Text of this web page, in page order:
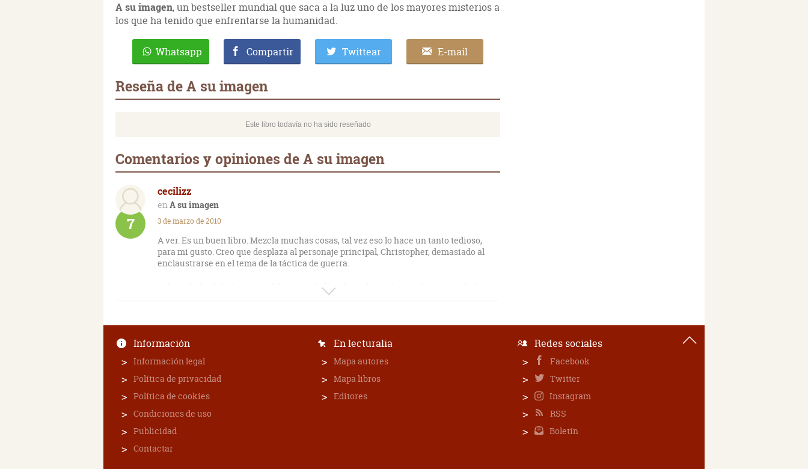
A su imagen, un bestseller mundial que saca a la luz uno de los mayores misterios a
los que ha tenido que enfrentarse la humanidad.
Whatsapp Compartir Twittear E-mail
Reseña de A su imagen
Este libro todavía no ha sido reseñado
Comentarios y opiniones de A su imagen
cecilizz
A su imagen
7 3 de marzo de 2010
A ver. Es un buen libro. Mezcla muchas cosas, tal vez eso lo hace un tanto tedioso,
para mi gusto. Creo que desplaza al personaje principal, Christopher, demasiado al
enclaustrarse en el tema de la táctica de guerra.
Si bien, la finalidad es aceptable: Jesús debe salvar al mundo, esta bueno que le den
Información
Información legal
Política de privacidad
Política de cookies
Condiciones de uso
Publicidad
Contactar
En lecturalia
Mapa autores
Mapa libros
Editores
Redes sociales
Facebook
Twitter
Instagram
RSS
Boletín